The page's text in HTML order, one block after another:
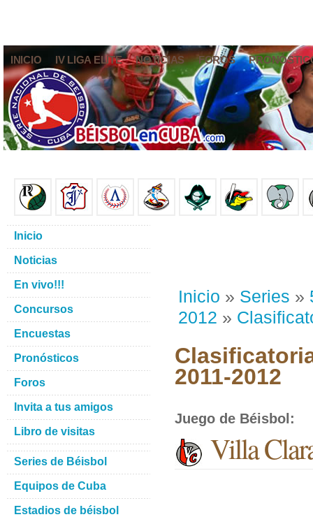
INICIO IV LIGA ELITE NOTICIAS FOROS
Inicio » Series »
2012 »
2011-2012
Juego de Béisbol :
Villa
Inicio
Noticias
En vivo!!!
Concursos
Encuestas
Pronósticos
Foros
Invita a tus amigos
Libro de visitas
Series de Béisbol
Equipos de Cuba
Estadios de béisbol